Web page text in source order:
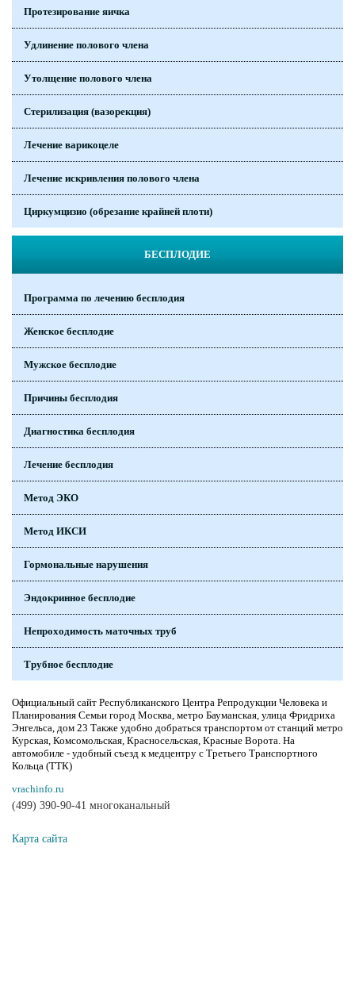
Протезирование яичка
Удлинение полового члена
Утолщение полового члена
Стерилизация (вазорекция)
Лечение варикоцеле
Лечение искривления полового члена
Циркумцизио (обрезание крайней плоти)
БЕСПЛОДИЕ
Программа по лечению бесплодия
Женское бесплодие
Мужское бесплодие
Причины бесплодия
Диагностика бесплодия
Лечение бесплодия
Метод ЭКО
Метод ИКСИ
Гормональные нарушения
Эндокринное бесплодие
Непроходимость маточных труб
Трубное бесплодие
Официальный сайт Республиканского Центра Репродукции Человека и
Планирования Семьи город Москва, метро Бауманская, улица Фридриха
Энгельса, дом 23 Также удобно добраться транспортом от станций метро
Курская, Комсомольская, Красносельская, Красные Ворота. На
автомобиле - удобный съезд к медцентру с Третьего Транспортного
Кольца (ТТК)
vrachinfo.ru
(499) 390-90-41 многоканальный
Карта сайта